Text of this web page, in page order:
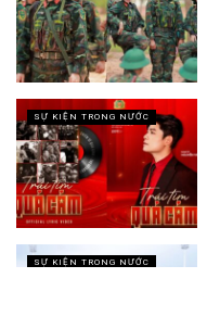
SỰ KIỆN TRONG NƯỚC
SỰ KIỆN TRONG NƯỚC